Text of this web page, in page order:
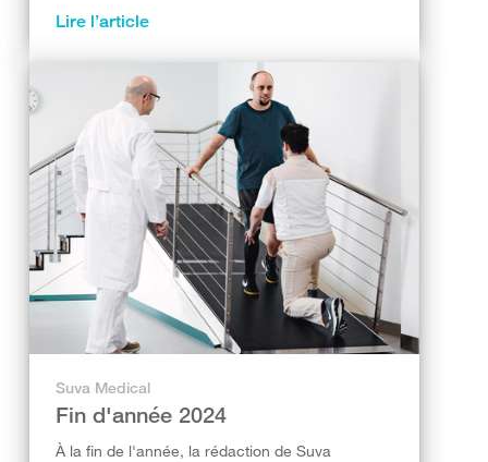
Lire l’article
Suva Medical
Fin d'année 2024
À la fin de l'année, la rédaction de Suva